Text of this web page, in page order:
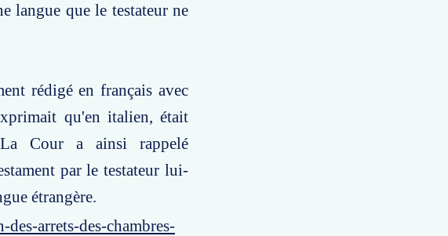
langue que le testateur ne
rédigé en français avec
qu'en italien, était
Cour a ainsi rappelé
par le testateur lui-
étrangère.
arrets-des-chambres-